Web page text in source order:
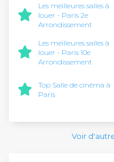
Les meilleures salles à
louer - Paris 2e
Arrondissement
Les meilleures salles à
louer - Paris 10e
Arrondissement
Top Salle de cinéma à
Paris
Voir